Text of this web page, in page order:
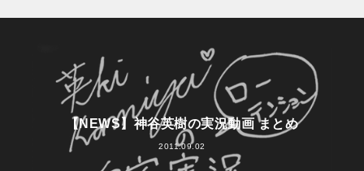
【NEWS】神谷英樹の実況動画 まとめ
2011.09.02